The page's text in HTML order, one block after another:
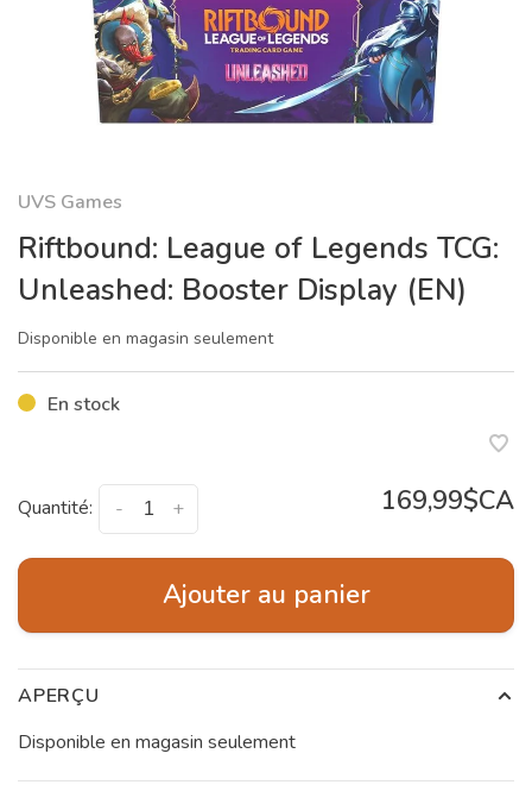
UVS Games
Riftbound: League of Legends TCG:
Unleashed: Booster Display (EN)
Disponible en magasin seulement
En stock
Quantité: +
- 169,99$CA
Ajouter au panier
APERÇU
Disponible en magasin seulement